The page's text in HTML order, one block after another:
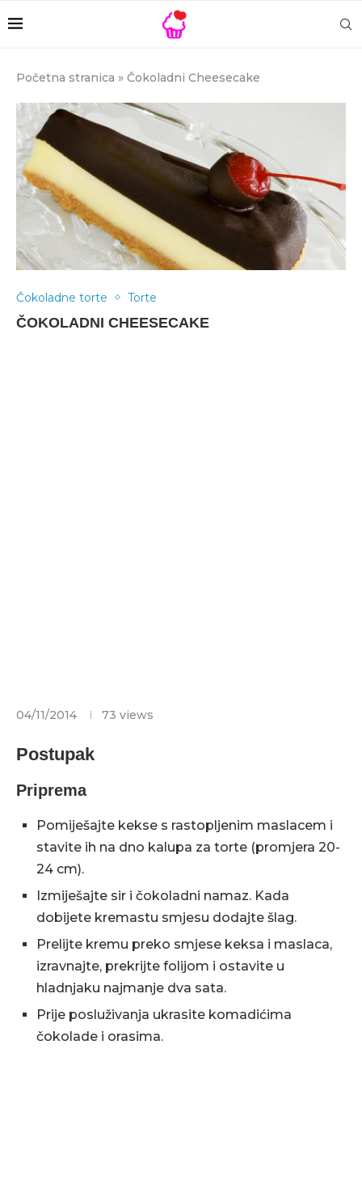
Početna stranica » Čokoladni Cheesecake
Čokoladne torte Torte
ČOKOLADNI CHEESECAKE
04/11/2014 73 views
Postupak
Priprema
Pomiješajte kekse s rastopljenim maslacem i
stavite ih na dno kalupa za torte (promjera 20-
24 cm).
Izmiješajte sir i čokoladni namaz. Kada
dobijete kremastu smjesu dodajte šlag.
Prelijte kremu preko smjese keksa i maslaca,
izravnajte, prekrijte folijom i ostavite u
hladnjaku najmanje dva sata.
Prije posluživanja ukrasite komadićima
čokolade i orasima.